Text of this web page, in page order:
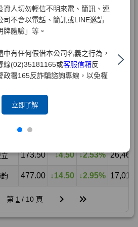
資人切勿輕信不明來電、簡訊、連
司不會以電話、簡訊或LINE邀請
牌體驗」等。
有任何假借本公司名義之行為，
線(02)35181165或客服信箱反
政署165反詐騙諮詢專線，以免權
立即了解